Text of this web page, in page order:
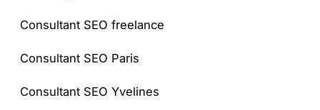
Consultant SEO freelance
Consultant SEO Paris
Consultant SEO Yvelines